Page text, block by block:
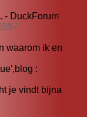
- DuckForum
waarom ik en
:
je vindt bijna